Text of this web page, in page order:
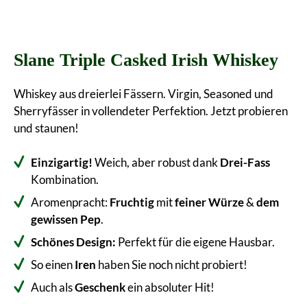
Slane Triple Casked Irish Whiskey
Whiskey aus dreierlei Fässern. Virgin, Seasoned und
Sherryfässer in vollendeter Perfektion. Jetzt probieren
und staunen!
Einzigartig!Weich, aber robust dankDrei-Fass
Kombination.
Aromenpracht:Fruchtigmitfeiner Würze&dem
gewissen Pep.
Schönes Design: Perfekt für die eigene Hausbar.
So einenIren haben Sie noch nicht probiert!
Auch alsGeschenkein absoluter Hit!